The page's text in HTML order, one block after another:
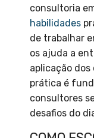
consultoria
habilidades
de trabalhar
os ajuda a
aplicação
prática é
consultores
desafios do